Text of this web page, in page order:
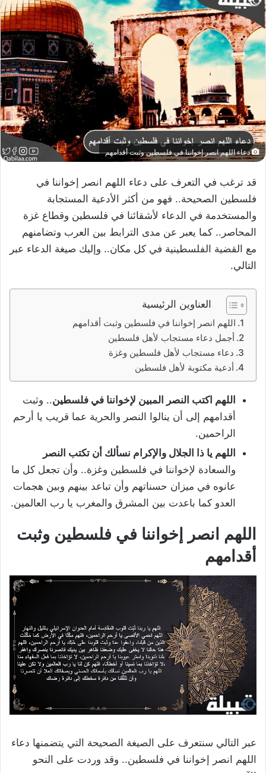
دعاء اللهم انصر إخواننا في فلسطين وثبت أقدامهم
قد ترغب في التعرف على دعاء اللهم انصر إخواننا في
فلسطين الصحيحة.. فهو من أكثر الأدعية المستجابة
والمستخدمة في الدعاء لأشقائنا في فلسطين وقطاع غزة
المحاصر.. كما يعبر عن مدى الترابط بين العرب وتضامنهم
مع القضية الفلسطينية في كل مكان.. وإليك صيغة الدعاء عبر
التالي.
العناوين الرئيسية
اللهم انصر إخواننا في فلسطين وثبت أقدامهم
أجمل دعاء مستجاب لأهل فلسطين
دعاء مستجاب لأهل فلسطين وغزة
أدعية مكتوبة لأهل فلسطين
اللهم اكتب النصر المبين لإخواننا في فلسطين.. وثبت
أقدامهم إلى أن ينالوا النصر والحرية عما قريب يا أرحم
الراحمين.
اللهم يا ذا الجلال والإكرام نسألك أن تكتب النصر
والسعادة لإخواننا في فلسطين وغزة.. وأن تجعل كل ما
عانوه في ميزان حسناتهم وأن تباعد بينهم وبين هجمات
العدو كما باعدت بين المشرق والمغرب يا رب العالمين.
اللهم انصر إخواننا في فلسطين وثبت
أقدامهم
عبر التالي سنتعرف على الصيغة الصحيحة التي يتضمنها دعاء
اللهم انصر إخواننا في فلسطين.. وقد وردت على النحو